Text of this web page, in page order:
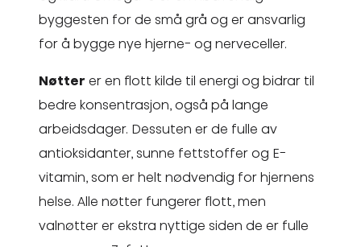
byggesten for de små grå og er ansvarlig
for å bygge nye hjerne- og nerveceller.
Nøtter er en flott kilde til energi og bidrar til
bedre konsentrasjon, også på lange
arbeidsdager. Dessuten er de fulle av
antioksidanter, sunne fettstoffer og E-
vitamin, som er helt nødvendig for hjernens
helse. Alle nøtter fungerer flott, men
valnøtter er ekstra nyttige siden de er fulle